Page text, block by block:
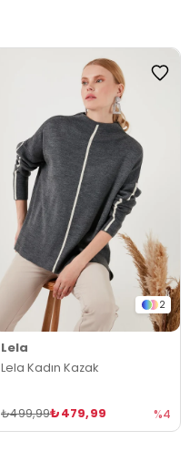
2
Lela
Lela Kadın Kazak
₺479,99
₺499,99 %4